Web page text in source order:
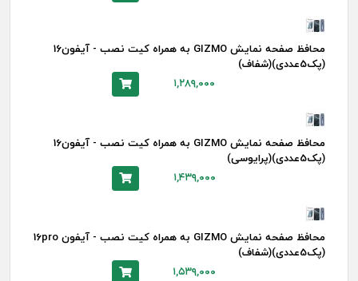
محافظ صفحه نمایش GIZMO به همراه کیت نصب - آیفون16
(پک5عددی)(شفاف)
۱,۲۸۹,۰۰۰
محافظ صفحه نمایش GIZMO به همراه کیت نصب - آیفون16
(پک5عددی)(پرایوسی)
۱,۴۳۹,۰۰۰
محافظ صفحه نمایش GIZMO به همراه کیت نصب - آیفون 16pro
(پک5عددی)(شفاف)
۱,۵۳۹,۰۰۰